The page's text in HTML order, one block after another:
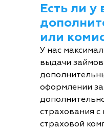
Есть ли у
или
У нас
выдачи
оформлении
страхования
страховой